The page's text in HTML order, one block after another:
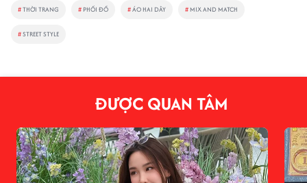
#THỜI TRANG # PHỐI ĐỒ #ÁO HAI DÂY # MIX AND MATCH
#STREET STYLE
ĐƯỢC QUAN TÂM